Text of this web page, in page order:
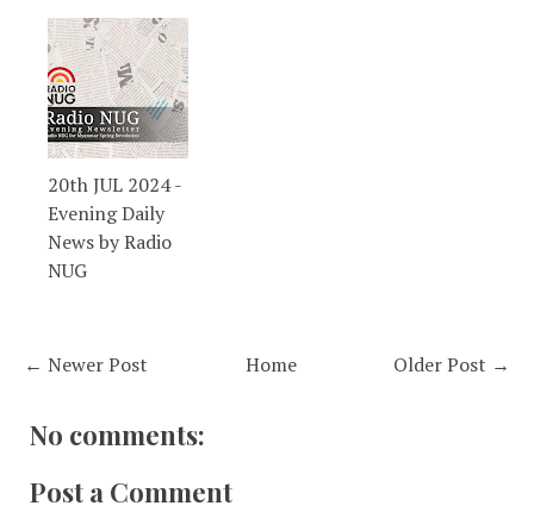
20th JUL 2024 -
Evening Daily
News by Radio
NUG
← Newer Post Older Post →
Home
No comments:
Post a Comment